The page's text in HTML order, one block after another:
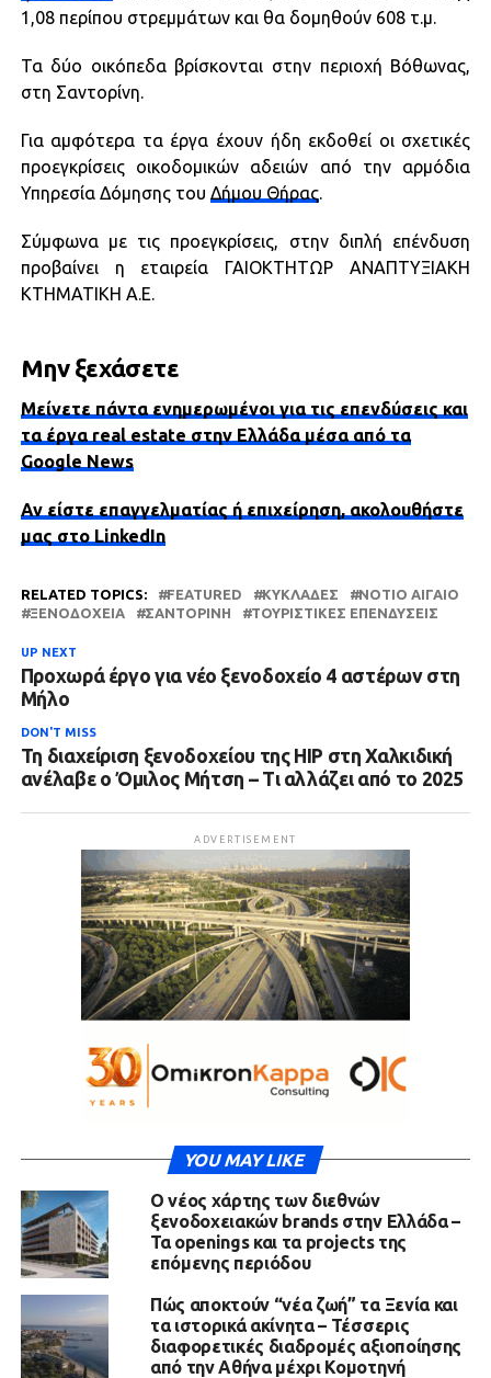
1,08 περίπου στρεμμάτων και θα δομηθούν 608 τ.μ.
Τα δύο οικόπεδα βρίσκονται στην περιοχή Βόθωνας,
στη Σαντορίνη.
Για αμφότερα τα έργα έχουν ήδη εκδοθεί οι σχετικές
προεγκρίσεις οικοδομικών αδειών από την αρμόδια
Υπηρεσία Δόμησης του Δήμου Θήρας.
Σύμφωνα με τις προεγκρίσεις, στην διπλή επένδυση
προβαίνει η εταιρεία ΓΑΙΟΚΤΗΤΩΡ ΑΝΑΠΤΥΞΙΑΚΗ
ΚΤΗΜΑΤΙΚΗ Α.Ε.
Μην ξεχάσετε
Μείνετε πάντα ενημερωμένοι για τις επενδύσεις και
τα έργα real estate στην Ελλάδα μέσα από τα
Google News
Αν είστε επαγγελματίας ή επιχείρηση, ακολουθήστε
μας στο LinkedIn
RELATED TOPICS: FEATURED ΚΥΚΛΆΔΕΣ
ΝΌΤΙΟ ΑΙΓΑΊΟ
ΞΕΝΟΔΟΧΕΊΑ
ΣΑΝΤΟΡΊΝΗ ΤΟΥΡΙΣΤΙΚΈΣ ΕΠΕΝΔΎΣΕΙΣ
UP NEXT
Προχωρά έργο για νέο ξενοδοχείο 4 αστέρων στη
Μήλο
DON'T MISS
Τη διαχείριση ξενοδοχείου της HIP στη Χαλκιδική
ανέλαβε ο Όμιλος Μήτση – Τι αλλάζει από το 2025
ADVERTISEMENT
YOU MAY LIKE
Ο νέος χάρτης των διεθνών
ξενοδοχειακών brands στην Ελλάδα –
Τα openings και τα projects της
επόμενης περιόδου
Πώς αποκτούν “νέα ζωή” τα Ξενία και
τα ιστορικά ακίνητα – Τέσσερις
διαφορετικές διαδρομές αξιοποίησης
από την Αθήνα μέχρι Κομοτηνή